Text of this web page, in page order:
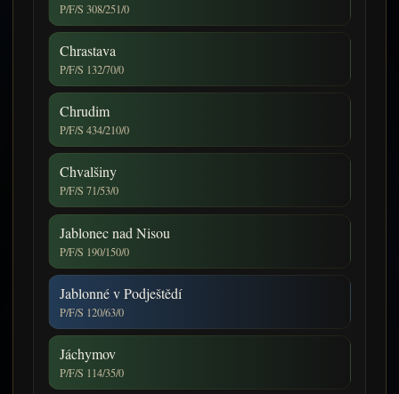
P/F/S 308/251/0
Chrastava
P/F/S 132/70/0
Chrudim
P/F/S 434/210/0
Chvalšiny
P/F/S 71/53/0
Jablonec nad Nisou
P/F/S 190/150/0
Jablonné v Podještědí
P/F/S 120/63/0
Jáchymov
P/F/S 114/35/0